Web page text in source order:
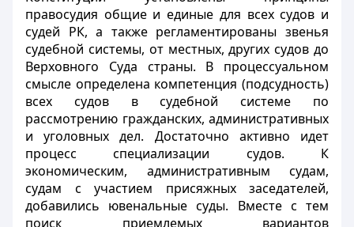
правосудия общие и единые для всех судов и
судей РК, а также регламентированы звенья
судебной системы, от местных, других судов до
Верховного Суда страны. В процессуальном
смысле определена компетенция (подсудность)
всех судов в судебной системе по
рассмотрению гражданских, административных
и уголовных дел. Достаточно активно идет
процесс специализации судов. К
экономическим, административным судам,
судам с участием присяжных заседателей,
добавились ювенальные суды. Вместе с тем
поиск приемлемых вариантов